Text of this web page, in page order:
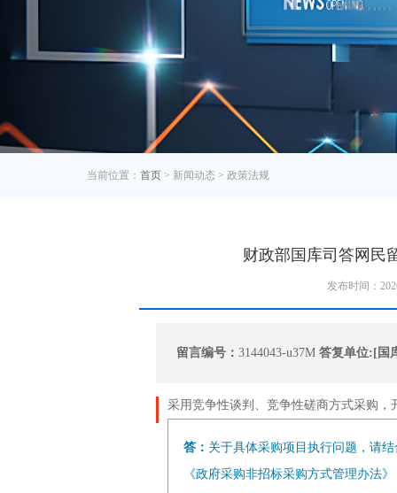
当前位置： 首页 > 新闻动态 > 政策法规
财政部国库司答网民
发布时间：
留言编号：3144043-u37M答复单位:[国
采用竞争性谈判、竞争性磋商方式采购，
答： 关于具体采购项目执行问题，请
《政府采购非招标采购方式管理办法